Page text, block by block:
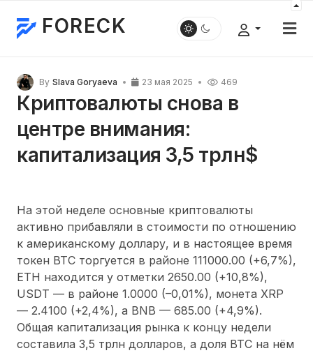
FORECK
By Slava Goryaeva 23 мая 2025 469
Криптовалюты снова в
центре внимания:
капитализация 3,5 трлн$
На этой неделе основные криптовалюты
активно прибавляли в стоимости по отношению
к американскому доллару, и в настоящее время
токен BTC торгуется в районе 111000.00 (+6,7%),
ETH находится у отметки 2650.00 (+10,8%),
USDT — в районе 1.0000 (–0,01%), монета XRP
— 2.4100 (+2,4%), а BNB — 685.00 (+4,9%).
Общая капитализация рынка к концу недели
составила 3,5 трлн долларов, а доля BTC на нём